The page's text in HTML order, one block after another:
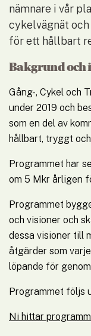
nämnare i vår
cykelvägnät
för ett hållbart
Bakgrund och
Gång-, Cykel och
under 2019 och
som en del av
hållbart, tryggt
Programmet har
om 5 Mkr årligen
Programmet
och visioner och
dessa visioner till
åtgärder som
löpande för
Programmet följs
Ni hittar